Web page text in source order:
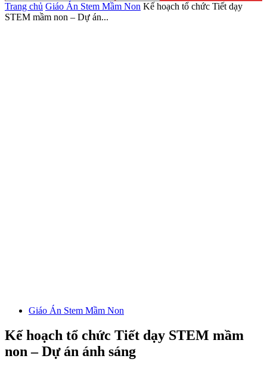
Trang chủ Giáo Án Stem Mầm Non Kế hoạch tổ chức Tiết dạy
STEM mầm non – Dự án...
Giáo Án Stem Mầm Non
Kế hoạch tổ chức Tiết dạy STEM mầm
non – Dự án ánh sáng